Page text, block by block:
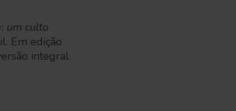
um culto
Em edição
integral